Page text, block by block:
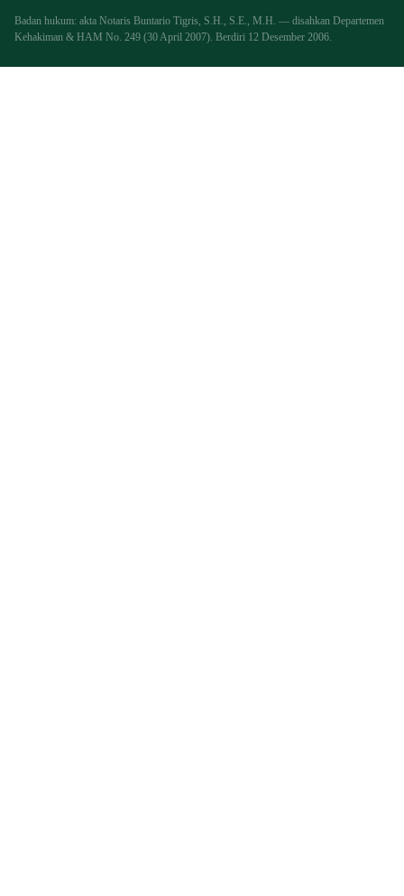
Badan hukum: akta Notaris Buntario Tigris, S.H., S.E., M.H. — disahkan Departemen
Kehakiman & HAM No. 249 (30 April 2007). Berdiri 12 Desember 2006.